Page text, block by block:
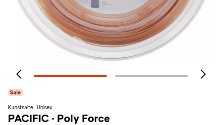
Sale
Kunstsaite · Unisex
PACIFIC · Poly Force